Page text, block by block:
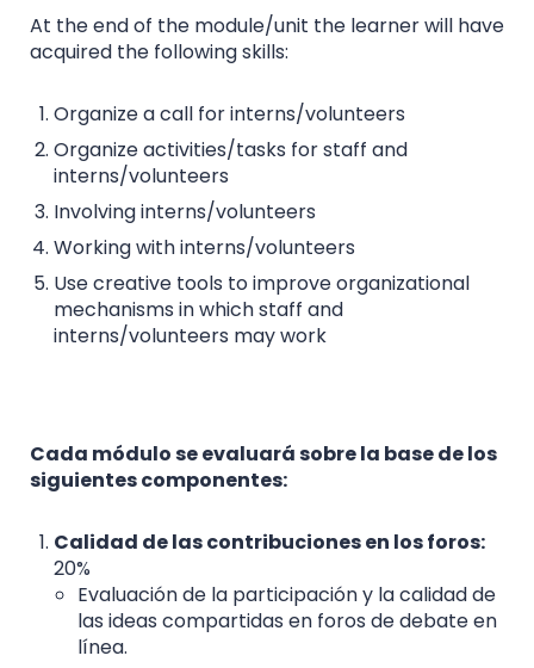
At the end of the module/unit the learner will have
acquired the following skills:
Organize a call for interns/volunteers
Organize activities/tasks for staff and
interns/volunteers
Involving interns/volunteers
Working with interns/volunteers
Use creative tools to improve organizational
mechanisms in which staff and
interns/volunteers may work
Cada módulo se evaluará sobre la base de los
siguientes componentes:
Calidad de las contribuciones en los foros:
20%
Evaluación de la participación y la calidad de
las ideas compartidas en foros de debate en
línea.